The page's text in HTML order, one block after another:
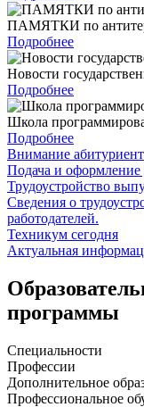
ПАМЯТКИ по
Подробнее
Новости
Подробнее
Школа
Подробнее
Внимание абитуриент
Подача и оформление
Трудоустройство
Сведения о
работодателей.
Техникум сегодня
Актуальная
программы
Специальности
Профессии
Дополнительное
Профессиональное